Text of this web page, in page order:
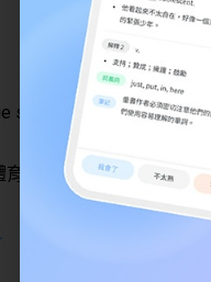
stadium that could
場能夠容納數千人）